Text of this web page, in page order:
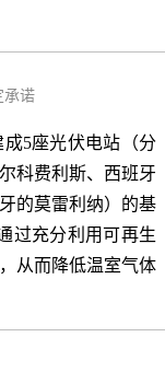
承诺
5座光伏电站（分
科费利斯、西班牙
的莫雷利纳）的基
过充分利用可再生
从而降低温室气体